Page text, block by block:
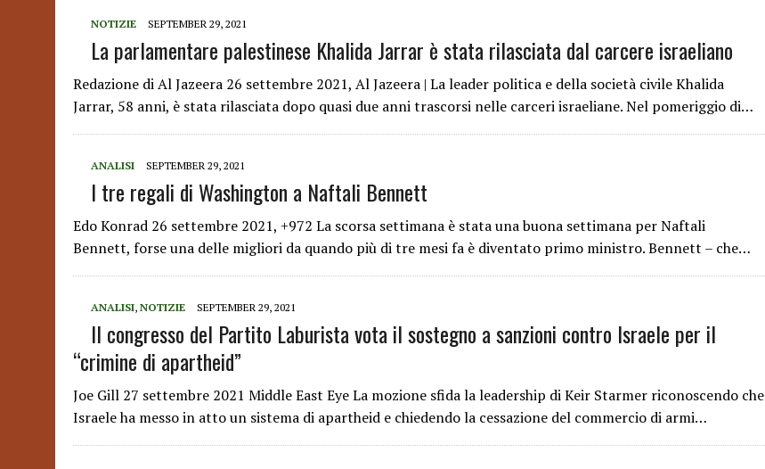
NOTIZIE SEPTEMBER 29, 2021
La parlamentare palestinese Khalida Jarrar è stata rilasciata dal carcere israeliano
Redazione di Al Jazeera 26 settembre 2021, Al Jazeera | La leader politica e della società civile Khalida
Jarrar, 58 anni, è stata rilasciata dopo quasi due anni trascorsi nelle carceri israeliane. Nel pomeriggio di…
ANALISI SEPTEMBER 29, 2021
I tre regali di Washington a Naftali Bennett
Edo Konrad 26 settembre 2021, +972 La scorsa settimana è stata una buona settimana per Naftali
Bennett, forse una delle migliori da quando più di tre mesi fa è diventato primo ministro. Bennett – che…
ANALISI, NOTIZIE SEPTEMBER 29, 2021
Il congresso del Partito Laburista vota il sostegno a sanzioni contro Israele per il
“crimine di apartheid”
Joe Gill 27 settembre 2021 Middle East Eye La mozione sfida la leadership di Keir Starmer riconoscendo che
Israele ha messo in atto un sistema di apartheid e chiedendo la cessazione del commercio di armi…